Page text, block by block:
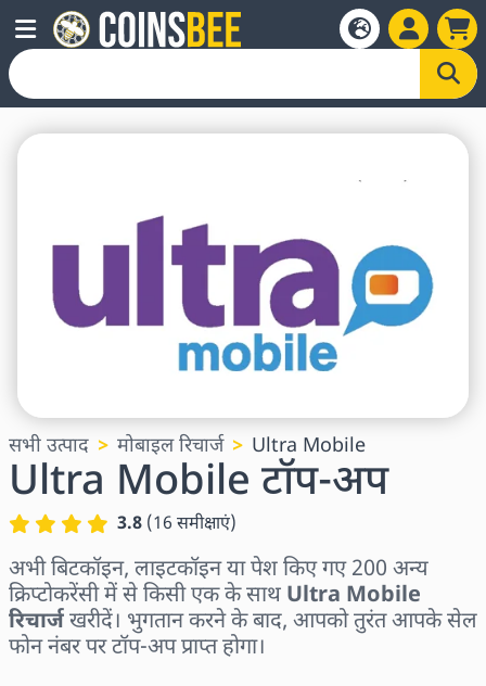
सभी उत्पाद मोबाइल रिचार्ज Ultra Mobile
Ultra Mobile टॉप-अप
3.8 (16 समीक्षाएं)
अभी बिटकॉइन, लाइटकॉइन या पेश किए गए 200 अन्य
क्रिप्टोकरेंसी में से किसी एक के साथ Ultra Mobile
रिचार्जखरीदें। भुगतान करने के बाद, आपको तुरंत आपके सेल
फोन नंबर पर टॉप-अप प्राप्त होगा।